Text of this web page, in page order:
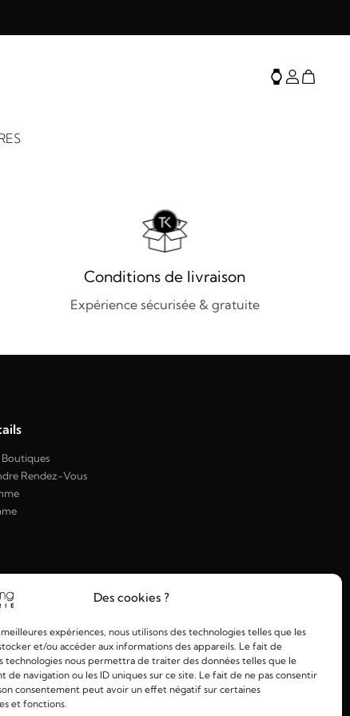
Des cookies ?
expériences, nous utilisons des technologies telles que les
et/ou accéder aux informations des appareils. Le fait de
technologies nous permettra de traiter des données telles que le
de navigation ou les ID uniques sur ce site. Le fait de ne pas consentir
consentement peut avoir un effet négatif sur certaines
et fonctions.
Conditions de livraison
Expérience sécurisée & gratuite
Boutiques
Rendez-Vous